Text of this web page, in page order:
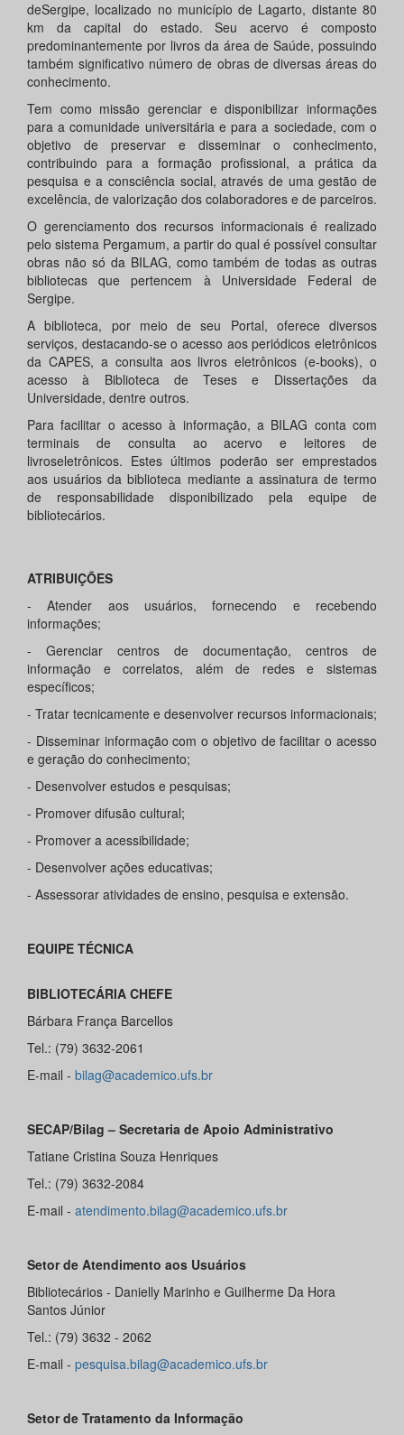
deSergipe, localizado no município de Lagarto, distante 80
km da capital do estado. Seu acervo é composto
predominantemente por livros da área de Saúde, possuindo
também significativo número de obras de diversas áreas do
conhecimento.
Tem como missão gerenciar e disponibilizar informações
para a comunidade universitária e para a sociedade, com o
objetivo de preservar e disseminar o conhecimento,
contribuindo para a formação profissional, a prática da
pesquisa e a consciência social, através de uma gestão de
excelência, de valorização dos colaboradores e de parceiros.
O gerenciamento dos recursos informacionais é realizado
pelo sistema Pergamum, a partir do qual é possível consultar
obras não só da BILAG, como também de todas as outras
bibliotecas que pertencem à Universidade Federal de
Sergipe.
A biblioteca, por meio de seu Portal, oferece diversos
serviços, destacando-se o acesso aos periódicos eletrônicos
da CAPES, a consulta aos livros eletrônicos (e-books), o
acesso à Biblioteca de Teses e Dissertações da
Universidade, dentre outros.
Para facilitar o acesso à informação, a BILAG conta com
terminais de consulta ao acervo e leitores de
livroseletrônicos. Estes últimos poderão ser emprestados
aos usuários da biblioteca mediante a assinatura de termo
de responsabilidade disponibilizado pela equipe de
bibliotecários.
ATRIBUIÇÕES
- Atender aos usuários, fornecendo e recebendo
informações;
- Gerenciar centros de documentação, centros de
informação e correlatos, além de redes e sistemas
específicos;
- Tratar tecnicamente e desenvolver recursos informacionais;
- Disseminar informação com o objetivo de facilitar o acesso
e geração do conhecimento;
- Desenvolver estudos e pesquisas;
- Promover difusão cultural;
- Promover a acessibilidade;
- Desenvolver ações educativas;
- Assessorar atividades de ensino, pesquisa e extensão.
EQUIPE TÉCNICA
BIBLIOTECÁRIA CHEFE
Bárbara França Barcellos
Tel.: (79) 3632-2061
E-mail - bilag@academico.ufs.br
SECAP/Bilag – Secretaria de Apoio Administrativo
Tatiane Cristina Souza Henriques
Tel.: (79) 3632-2084
E-mail - atendimento.bilag@academico.ufs.br
Setor de Atendimento aos Usuários
Bibliotecários - Danielly Marinho e Guilherme Da Hora
Santos Júnior
Tel.: (79) 3632 - 2062
E-mail - pesquisa.bilag@academico.ufs.br
Setor de Tratamento da Informação